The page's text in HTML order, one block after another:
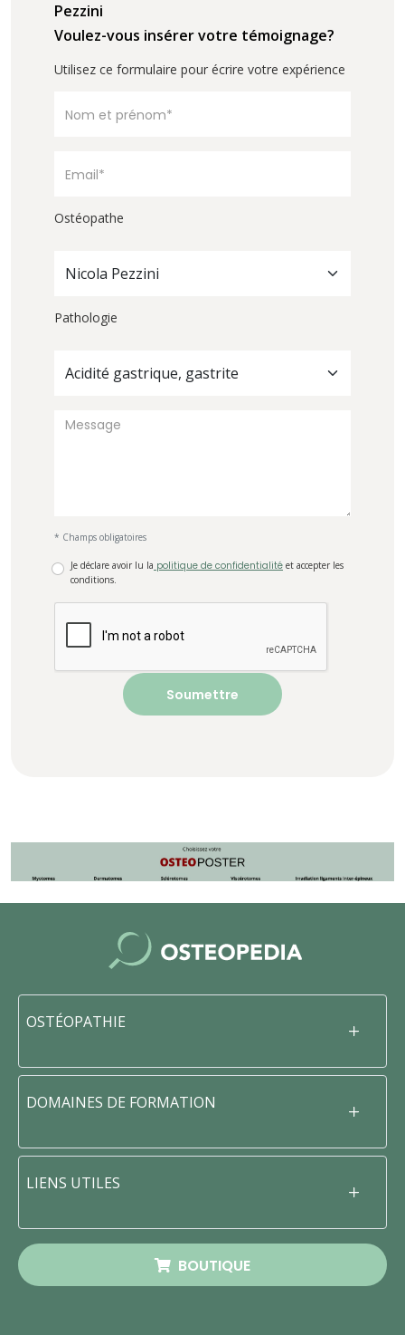
Pezzini
Voulez-vous insérer votre témoignage?
Utilisez ce formulaire pour écrire votre expérience
Ostéopathe
Nicola Pezzini
Pathologie
Acidité gastrique, gastrite
* Champs obligatoires
Je déclare avoir lu la politique de confidentialité et accepter les
conditions.
OSTÉOPATHIE
DOMAINES DE FORMATION
LIENS UTILES
BOUTIQUE